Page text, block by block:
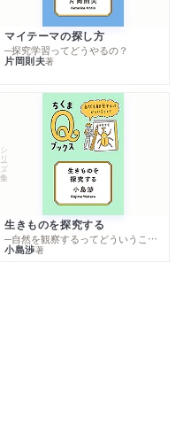
マイテーマの探し方
─探究学習ってどうやるの？
片岡則夫著
シリーズ・全集
生きものを探究する
─自然を観察するってどういうこと？
小島渉著